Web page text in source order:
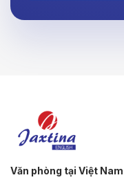
Văn phòng tại Việt